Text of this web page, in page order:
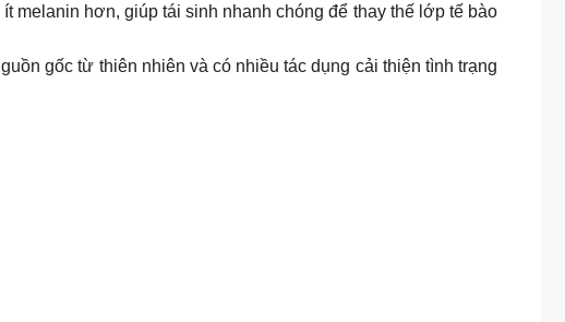
melanin hơn, giúp tái sinh nhanh chóng để thay thế lớp tế bào
gốc từ thiên nhiên và có nhiều tác dụng cải thiện tình trạng